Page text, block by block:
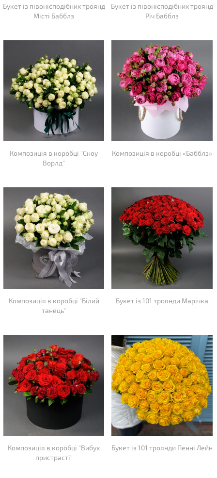
Букет із півонієподібних троянд
Місті Бабблз
Букет із півонієподібних троянд
Річ Бабблз
Композиція в коробці "Сноу
Ворлд"
Композиція в коробці «Бабблз»
Композиція в коробці "Білий
танець"
Букет із 101 троянди Марічка
Композиція в коробці "Вибух
пристрасті"
Букет із 101 троянди Пенні Лейн